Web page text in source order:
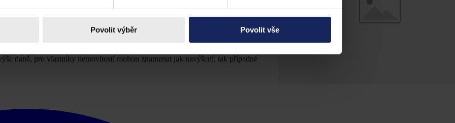
Povolit výběr Povolit vše
přičemž jejich výše závisí na lokalitě a charakteru nemovitosti. Toto zvýšení
zákona o dani z nemovitých věcí.
koeficientu ve výši 1,5 a další změny v pravidlech stanovení koeficientů.
daně, pro vlastníky nemovitostí mohou znamenat jak navýšení, tak případné